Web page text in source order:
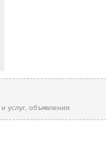
услуг, объявления